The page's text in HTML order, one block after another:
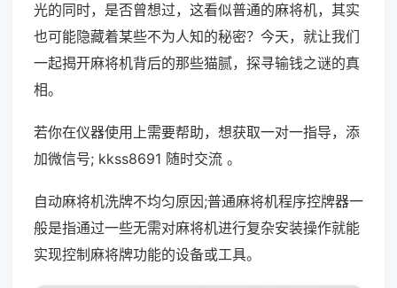
光的同时，是否曾想过，这看似普通的麻将机，其实
也可能隐藏着某些不为人知的秘密？今天，就让我们
一起揭开麻将机背后的那些猫腻，探寻输钱之谜的真
相。
若你在仪器使用上需要帮助，想获取一对一指导，添
加微信号; kkss8691 随时交流 。
自动麻将机洗牌不均匀原因;普通麻将机程序控牌器一
般是指通过一些无需对麻将机进行复杂安装操作就能
实现控制麻将牌功能的设备或工具。